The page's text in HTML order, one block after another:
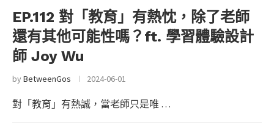
EP.112 對「教育」有熱忱，除了老師
還有其他可能性嗎？ft. 學習體驗設計
師 Joy Wu
byBetweenGos 2024-06-01
對「教育」有熱誠，當老師只是唯 …